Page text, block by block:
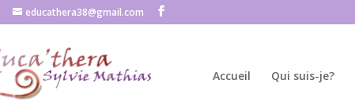
educathera38@gmail.com
Accueil Qui suis-je?